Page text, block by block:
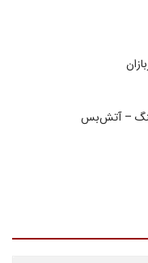
جنگ – آتش‌بس